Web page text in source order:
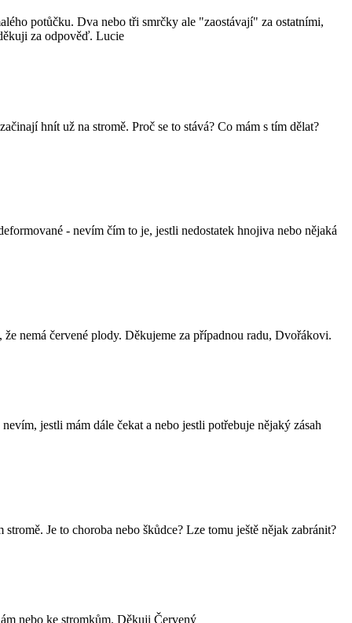
potůčku. Dva nebo tři smrčky ale "zaostávají" za ostatními,
za odpověď. Lucie
hnít už na stromě. Proč se to stává? Co mám s tím dělat?
- nevím čím to je, jestli nedostatek hnojiva nebo nějaká
nemá červené plody. Děkujeme za případnou radu, Dvořákovi.
jestli mám dále čekat a nebo jestli potřebuje nějaký zásah
Je to choroba nebo škůdce? Lze tomu ještě nějak zabránit?
nebo ke stromkům. Děkuji Červený